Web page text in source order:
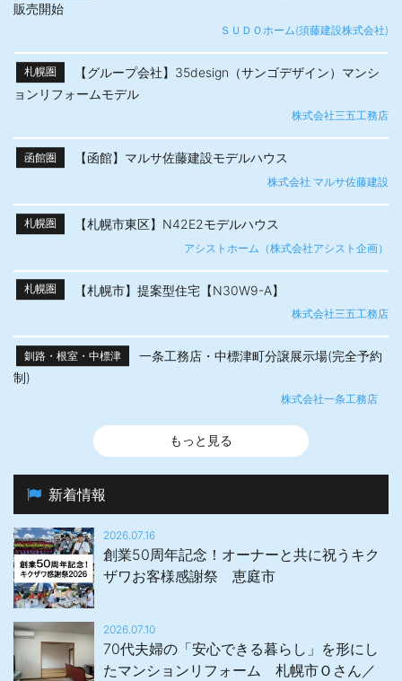
販売開始
ＳＵＤＯホーム(須藤建設株式会社)
札幌圏
【グループ会社】35design（サンゴデザイン）マンシ
ョンリフォームモデル
株式会社三五工務店
函館圏 【函館】マルサ佐藤建設モデルハウス
株式会社 マルサ佐藤建設
札幌圏 【札幌市東区】N42E2モデルハウス
アシストホーム（株式会社アシスト企画）
札幌圏 【札幌市】提案型住宅【N30W9-A】
株式会社三五工務店
釧路・根室・中標津
一条工務店・中標津町分譲展示場(完全予約
制)
株式会社一条工務店
もっと見る
新着情報
2026.07.16
創業50周年記念！オーナーと共に祝うキク
ザワお客様感謝祭 恵庭市
2026.07.10
70代夫婦の「安心できる暮らし」を形にし
たマンションリフォーム 札幌市Ｏさん／